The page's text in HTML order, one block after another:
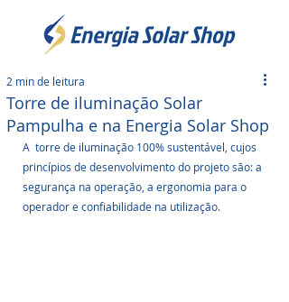
Torre de iluminação Solar
Pampulha e na Energia Solar Shop
2 min de leitura
A  torre de iluminação 100% sustentável, cujos
princípios de desenvolvimento do projeto são: a
segurança na operação, a ergonomia para o
operador e confiabilidade na utilização.